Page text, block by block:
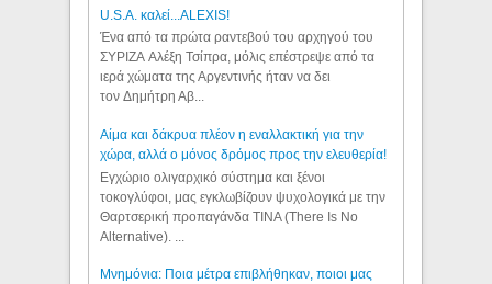
U.S.A. καλεί...ALEXIS!
Ένα από τα πρώτα ραντεβού του αρχηγού του
ΣΥΡΙΖΑ Αλέξη Τσίπρα, μόλις επέστρεψε από τα
ιερά χώματα της Αργεντινής ήταν να δει
τον Δημήτρη Αβ...
Αίμα και δάκρυα πλέον η εναλλακτική για την
χώρα, αλλά ο μόνος δρόμος προς την ελευθερία!
Εγχώριο ολιγαρχικό σύστημα και ξένοι
τοκογλύφοι, μας εγκλωβίζουν ψυχολογικά με την
Θαρτσερική προπαγάνδα TINA (There Is No
Alternative). ...
Μνημόνια: Ποια μέτρα επιβλήθηκαν, ποιοι μας